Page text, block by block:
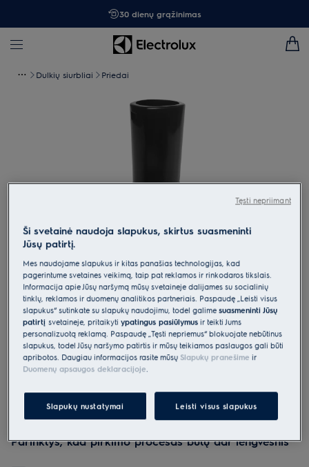
30 dienų grąžinimas
Dulkių siurbliai Priedai
Spustelėkite, kad padidintumėte mastelį
ZE126B
Dulkių siurblių adapteris nuo 32 mm
iki 36 mm skersmens
Parinktys, kad pirkimo procesas būtų dar lengvesnis
Ši svetainė naudoja slapukus, skirtus suasmeninti
Jūsų patirtį.
Mes naudojame slapukus ir kitas panašias technologijas, kad
pagerintume svetainės veikimą, taip pat reklamos ir rinkodaros tikslais.
Informacija apie Jūsų naršymą mūsų svetainėje dalijamės su socialinių
tinklų, reklamos ir duomenų analitikos partneriais. Paspaudę „Leisti visus
slapukus“ sutinkate su slapukų naudojimu, todėl galimesuasmeninti Jūsų
patirtįsvetainėje, pritaikytiypatingus pasiūlymus ir teikti Jums
personalizuotą reklamą. Paspaudę „Tęsti nepriėmus“ blokuojate nebūtinus
slapukus, todėl Jūsų naršymo patirtis ir mūsų teikiamos paslaugos gali būti
apribotos. Daugiau informacijos rasite mūsų Slapukų pranešime ir
Duomenų apsaugos deklaracijoje.
Slapukų nustatymai Leisti visus slapukus
Tęsti nepriimant